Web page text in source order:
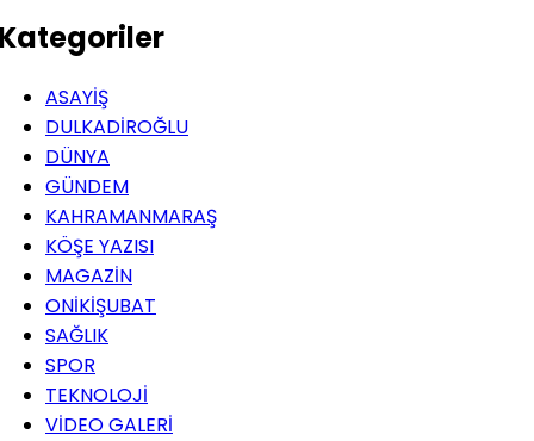
ASAYİŞ
DULKADİROĞLU
DÜNYA
GÜNDEM
KAHRAMANMARAŞ
KÖŞE YAZISI
MAGAZİN
ONİKİŞUBAT
SAĞLIK
SPOR
TEKNOLOJİ
VİDEO GALERİ